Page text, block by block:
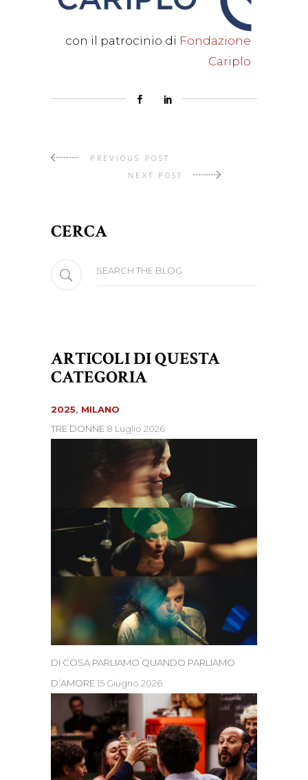
con il patrocinio di Fondazione
Cariplo
PREVIOUS POST
NEXT POST
CERCA
Search
for:
ARTICOLI DI QUESTA
CATEGORIA
2025, MILANO
TRE DONNE 8 Luglio 2026
DI COSA PARLIAMO QUANDO PARLIAMO
D’AMORE15 Giugno 2026